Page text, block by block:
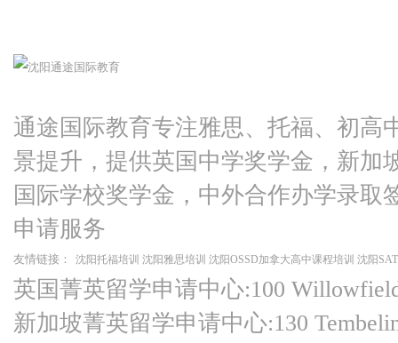
通途国际教育专注雅思、托福、初高
景提升，提供英国中学奖学金，新加
国际学校奖学金，中外合作办学录取
申请服务
友情链接： 沈阳托福培训 沈阳雅思培训 沈阳OSSD加拿大高中课程培训 沈阳
英国菁英留学申请中心:100
新加坡菁英留学申请中心:130